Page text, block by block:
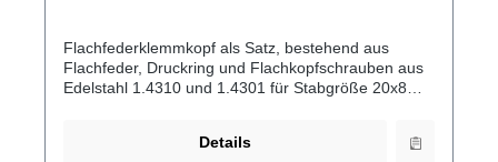
Flachfederklemmkopf als Satz, bestehend aus
Flachfeder, Druckring und Flachkopfschrauben aus
Edelstahl 1.4310 und 1.4301 für Stabgröße 20x8
Details